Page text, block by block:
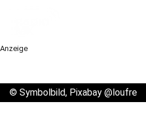
Anzeige
© Symbolbild, Pixabay @loufre